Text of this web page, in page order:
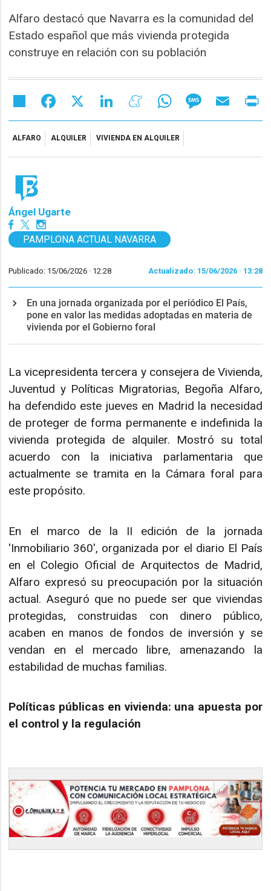
Alfaro destacó que Navarra es la comunidad del
Estado español que más vivienda protegida
construye en relación con su población
Share Facebook LinkedIn MeneameWhatsAppMessageEmail
ALFARO ALQUILER VIVIENDA EN ALQUILER
Ángel Ugarte
PAMPLONA ACTUAL NAVARRA
Publicado: 15/06/2026 · 12:28 Actualizado: 15/06/2026 · 13:28
En una jornada organizada por el periódico El País,
pone en valor las medidas adoptadas en materia de
vivienda por el Gobierno foral
La vicepresidenta tercera y consejera de Vivienda,
Juventud y Políticas Migratorias, Begoña Alfaro,
ha defendido este jueves en Madrid la necesidad
de proteger de forma permanente e indefinida la
vivienda protegida de alquiler. Mostró su total
acuerdo con la iniciativa parlamentaria que
actualmente se tramita en la Cámara foral para
este propósito.
En el marco de la II edición de la jornada
'Inmobiliario 360', organizada por el diario El País
en el Colegio Oficial de Arquitectos de Madrid,
Alfaro expresó su preocupación por la situación
actual. Aseguró que no puede ser que viviendas
protegidas, construidas con dinero público,
acaben en manos de fondos de inversión y se
vendan en el mercado libre, amenazando la
estabilidad de muchas familias.
Políticas públicas en vivienda: una apuesta por
el control y la regulación